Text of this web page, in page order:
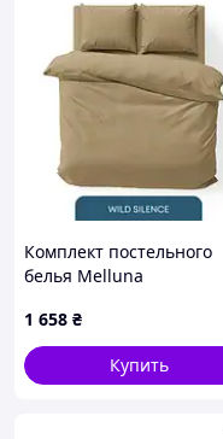
Комплект постельного
белья Melluna
Silence)
1 658 ₴
Купить